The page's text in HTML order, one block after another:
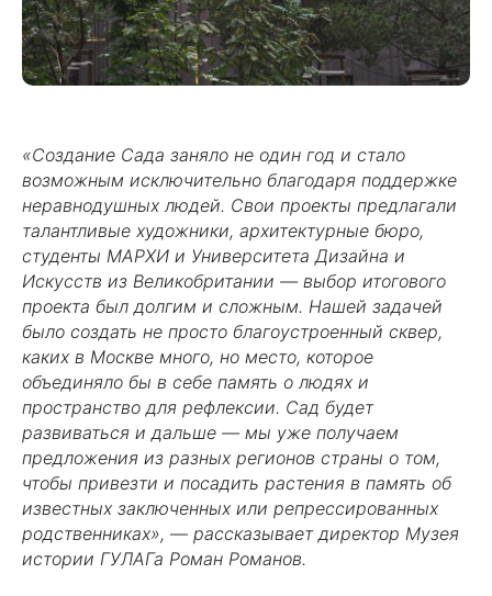
«Создание Сада заняло не один год и стало
возможным исключительно благодаря поддержке
неравнодушных людей. Свои проекты предлагали
талантливые художники, архитектурные бюро,
студенты МАРХИ и Университета Дизайна и
Искусств из Великобритании — выбор итогового
проекта был долгим и сложным. Нашей задачей
было создать не просто благоустроенный сквер,
каких в Москве много, но место, которое
объединяло бы в себе память о людях и
пространство для рефлексии. Сад будет
развиваться и дальше — мы уже получаем
предложения из разных регионов страны о том,
чтобы привезти и посадить растения в память об
известных заключенных или репрессированных
родственниках», — рассказывает директор Музея
истории ГУЛАГа Роман Романов.